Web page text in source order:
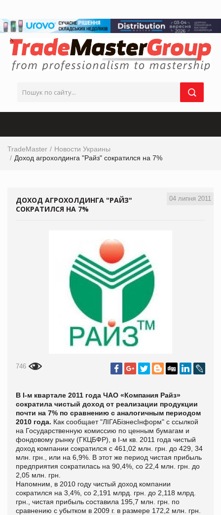
TradeMaster
Новости Украины
Доход агрохолдинга "Райз" сократился на 7%
04 липня 2011
ДОХОД АГРОХОЛДИНГА "РАЙЗ"
СОКРАТИЛСЯ НА 7%
746
В I-м квартале 2011 года ЧАО «Компания Райз»
сократила чистый доход от реализации продукции
почти на 7% по сравнению с аналогичным периодом
2010 года. Как сообщает "ЛIГАБiзнесIнформ" с ссылкой
на Государственную комиссию по ценным бумагам и
фондовому рынку (ГКЦБФР), в I-м кв. 2011 года чистый
доход компании сократился с 461,02 млн. грн. до 429, 34
млн. грн., или на 6,9%. В этот же период чистая прибыль
предприятия сократилась на 90,4%, со 22,4 млн. грн. до
2,05 млн. грн.
Напомним, в 2010 году чистый доход компании
сократился на 3,4%, со 2,191 млрд. грн. до 2,118 млрд.
грн., чистая прибыль составила 195,7 млн. грн. по
сравнению с убытком в 2009 г. в размере 172,2 млн. грн.